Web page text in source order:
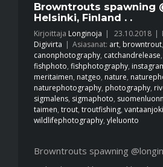
Browntrouts spawning
Helsinki, Finland . .
Kirjoittaja Longinoja | 23.10.2018 |
Digivirta | Asiasanat: art, browntrout,
canonphotography, catchandrelease,
fishphoto, fishphotography,
meritaimen, natgeo, nature,
naturephotography, photography,
sigmalens, sigmaphoto,
taimen, trout, troutfishing, vantaanjoki
wildlifephotography, yleluonto
Browntrouts spawning